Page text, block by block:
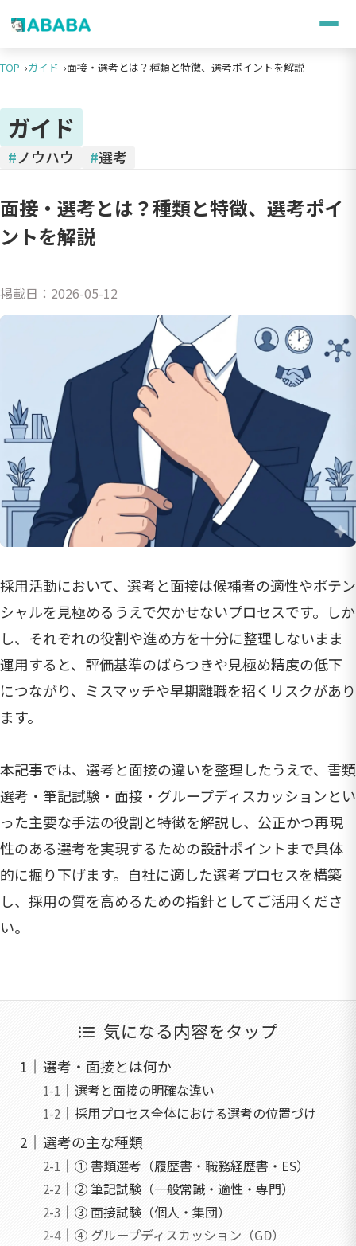
TOP ガイド 面接・選考とは？種類と特徴、選考ポイントを解説
ガイド
#ノウハウ #選考
面接・選考とは？種類と特徴、選考ポイ
ントを解説
掲載日： 2026-05-12
採用活動において、選考と面接は候補者の適性やポテン
シャルを見極めるうえで欠かせないプロセスです。しか
し、それぞれの役割や進め方を十分に整理しないまま
運用すると、評価基準のばらつきや見極め精度の低下
につながり、ミスマッチや早期離職を招くリスクがあり
ます。
本記事では、選考と面接の違いを整理したうえで、書類
選考・筆記試験・面接・グループディスカッションとい
った主要な手法の役割と特徴を解説し、公正かつ再現
性のある選考を実現するための設計ポイントまで具体
的に掘り下げます。自社に適した選考プロセスを構築
し、採用の質を高めるための指針としてご活用くださ
い。
気になる内容をタップ
選考・面接とは何か
選考と面接の明確な違い
採用プロセス全体における選考の位置づけ
選考の主な種類
① 書類選考（履歴書・職務経歴書・ES）
② 筆記試験（一般常識・適性・専門）
③ 面接試験（個人・集団）
④ グループディスカッション（GD）